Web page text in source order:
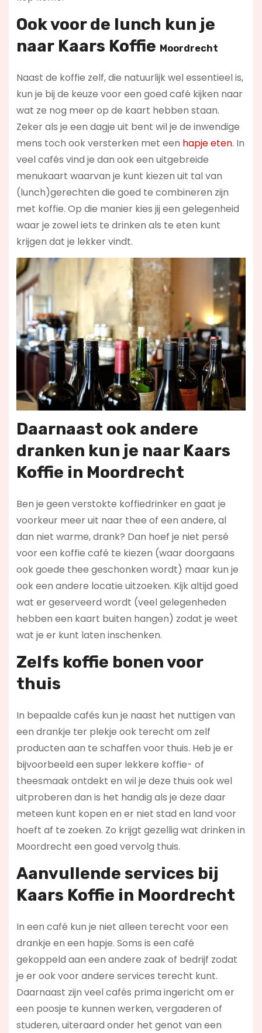
Ook voor de lunch kun je
naar Kaars Koffie Moordrecht
Naast de koffie zelf, die natuurlijk wel essentieel is,
kun je bij de keuze voor een goed café kijken naar
wat ze nog meer op de kaart hebben staan.
Zeker als je een dagje uit bent wil je de inwendige
mens toch ook versterken met een hapje eten. In
veel cafés vind je dan ook een uitgebreide
menukaart waarvan je kunt kiezen uit tal van
(lunch)gerechten die goed te combineren zijn
met koffie. Op die manier kies jij een gelegenheid
waar je zowel iets te drinken als te eten kunt
krijgen dat je lekker vindt.
Daarnaast ook andere
dranken kun je naar Kaars
Koffie in Moordrecht
Ben je geen verstokte koffiedrinker en gaat je
voorkeur meer uit naar thee of een andere, al
dan niet warme, drank? Dan hoef je niet persé
voor een koffie café te kiezen (waar doorgaans
ook goede thee geschonken wordt) maar kun je
ook een andere locatie uitzoeken. Kijk altijd goed
wat er geserveerd wordt (veel gelegenheden
hebben een kaart buiten hangen) zodat je weet
wat je er kunt laten inschenken.
Zelfs koffie bonen voor
thuis
In bepaalde cafés kun je naast het nuttigen van
een drankje ter plekje ook terecht om zelf
producten aan te schaffen voor thuis. Heb je er
bijvoorbeeld een super lekkere koffie- of
theesmaak ontdekt en wil je deze thuis ook wel
uitproberen dan is het handig als je deze daar
meteen kunt kopen en er niet stad en land voor
hoeft af te zoeken. Zo krijgt gezellig wat drinken in
Moordrecht een goed vervolg thuis.
Aanvullende services bij
Kaars Koffie in Moordrecht
In een café kun je niet alleen terecht voor een
drankje en een hapje. Soms is een café
gekoppeld aan een andere zaak of bedrijf zodat
je er ook voor andere services terecht kunt.
Daarnaast zijn veel cafés prima ingericht om er
een poosje te kunnen werken, vergaderen of
studeren, uiteraard onder het genot van een